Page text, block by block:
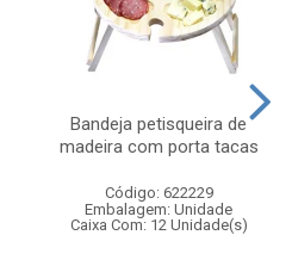
Bandeja petisqueira de
madeira com porta tacas
Código: 622229
Embalagem: Unidade
Caixa Com: 12 Unidade(s)